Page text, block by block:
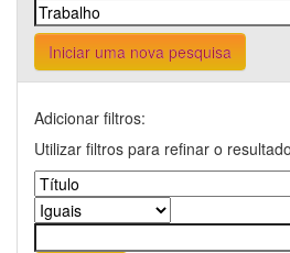
Iniciar uma nova pesquisa
Adicionar filtros:
Utilizar filtros para refinar o